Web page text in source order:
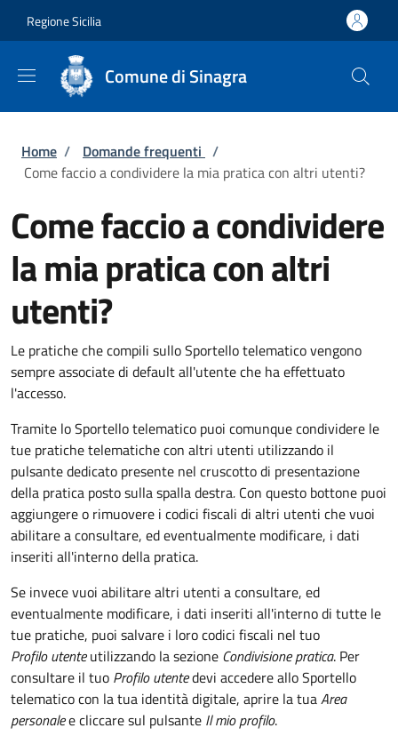
Regione Sicilia
Comune di Sinagra
Briciole di pane
Home / Domande frequenti /
Come faccio a condividere la mia pratica con altri utenti?
Come faccio a condividere
la mia pratica con altri
utenti?
Le pratiche che compili sullo Sportello telematico vengono
sempre associate di default all'utente che ha effettuato
l'accesso.
Tramite lo Sportello telematico puoi comunque condividere le
tue pratiche telematiche con altri utenti utilizzando il
pulsante dedicato presente nel cruscotto di presentazione
della pratica posto sulla spalla destra. Con questo bottone puoi
aggiungere o rimuovere i codici fiscali di altri utenti che vuoi
abilitare a consultare, ed eventualmente modificare, i dati
inseriti all'interno della pratica.
Se invece vuoi abilitare altri utenti a consultare, ed
eventualmente modificare, i dati inseriti all'interno di tutte le
tue pratiche, puoi salvare i loro codici fiscali nel tuo
Profilo utenteutilizzando la sezione Condivisione pratica. Per
consultare il tuo Profilo utentedevi accedere allo Sportello
telematico con la tua identità digitale, aprire la tuaArea
personalee cliccare sul pulsante Il mio profilo.